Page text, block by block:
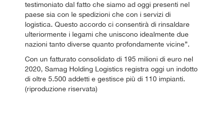
testimoniato dal fatto che siamo ad oggi presenti nel
paese sia con le spedizioni che con i servizi di
logistica. Questo accordo ci consentirà di rinsaldare
ulteriormente i legami che uniscono idealmente due
nazioni tanto diverse quanto profondamente vicine”.
Con un fatturato consolidato di 195 milioni di euro nel
2020, Samag Holding Logistics registra oggi un indotto
di oltre 5.500 addetti e gestisce più di 110 impianti.
(riproduzione riservata)